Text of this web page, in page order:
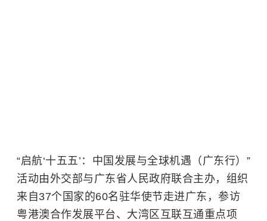
“启航‘十五五’：中国发展与全球机遇（广东行）”
活动由外交部与广东省人民政府联合主办，组织
来自37个国家的60名驻华使节走进广东，参访
粤港澳合作发展平台、大湾区互联互通重点项